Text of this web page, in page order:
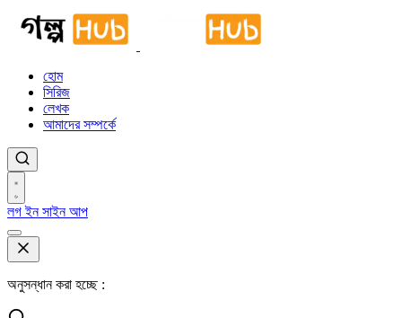
হোম
সিরিজ
লেখক
আমাদের সম্পর্কে
লগ ইনসাইন আপ
অনুসন্ধান করা হচ্ছে :